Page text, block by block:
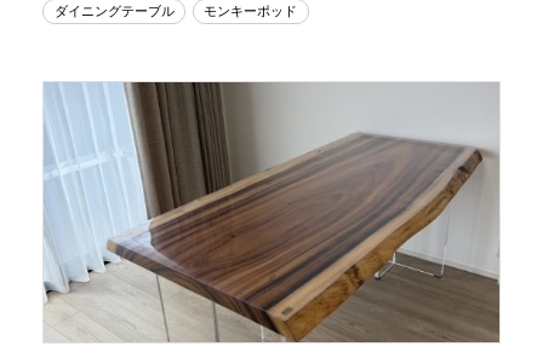
ダイニングテーブル モンキーポッド